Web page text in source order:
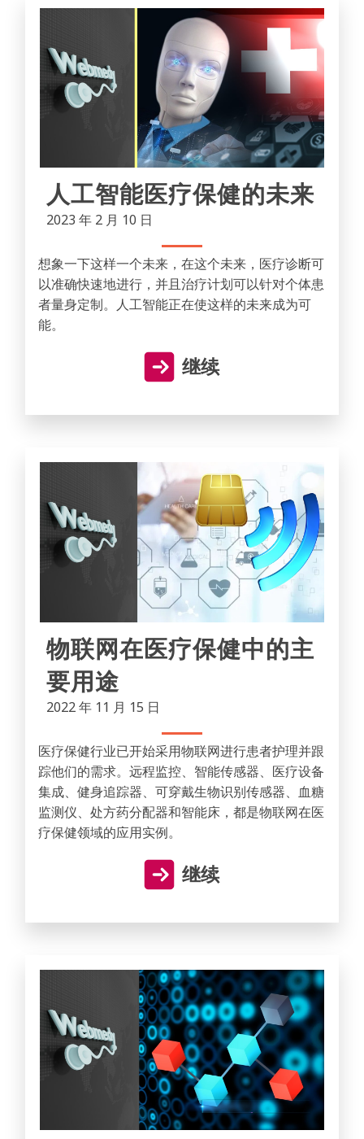
人工智能医疗保健的未来
2023 年 2 月 10 日
想象一下这样一个未来，在这个未来，医疗诊断可
以准确快速地进行，并且治疗计划可以针对个体患
者量身定制。人工智能正在使这样的未来成为可
能。
继续
物联网在医疗保健中的主
要用途
2022 年 11 月 15 日
医疗保健行业已开始采用物联网进行患者护理并跟
踪他们的需求。远程监控、智能传感器、医疗设备
集成、健身追踪器、可穿戴生物识别传感器、血糖
监测仪、处方药分配器和智能床，都是物联网在医
疗保健领域的应用实例。
继续